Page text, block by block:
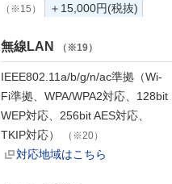
（※15） ＋15,000円(税抜)
無線LAN （※19）
IEEE802.11a/b/g/n/ac準拠（Wi-
Fi準拠、WPA/WPA2対応、128bit
WEP対応、256bit AES対応、
TKIP対応）
（※20）
対応地域はこちら